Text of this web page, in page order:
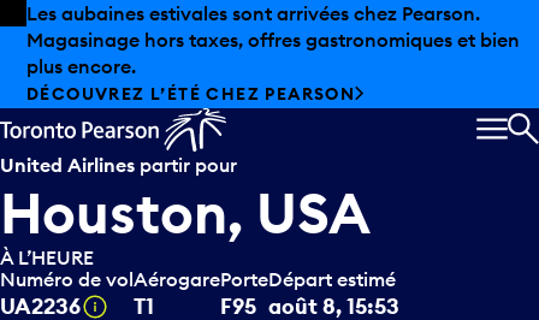
Skip to offers
Passer au contenu principal
Les aubaines estivales sont arrivées chez Pearson.
Magasinage hors taxes, offres gastronomiques et bien
plus encore.
DÉCOUVREZ L’ÉTÉ CHEZ PEARSON
United Airlines partir pour
Houston, USA
À L’HEURE
Numéro de vol
UA2236 Infobulle
Aérogare
T1
Porte
F95
Départ estimé
août 8, 15:53